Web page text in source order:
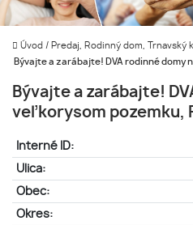
Úvod / Predaj, Rodinný dom, Trnavský
Bývajte a zarábajte! DVA rodinné domy
Bývajte a zarábajte!
veľkorysom pozemku,
Interné ID:
Ulica:
Obec:
Okres: